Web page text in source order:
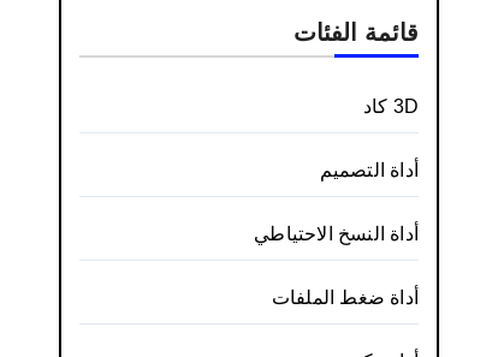
قائمة الفئات
3D كاد
أداة التصميم
أداة النسخ الاحتياطي
أداة ضغط الملفات